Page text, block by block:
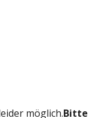
möglich.Bitte